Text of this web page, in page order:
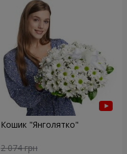
Кошик "Янголятко"
2 074 грн